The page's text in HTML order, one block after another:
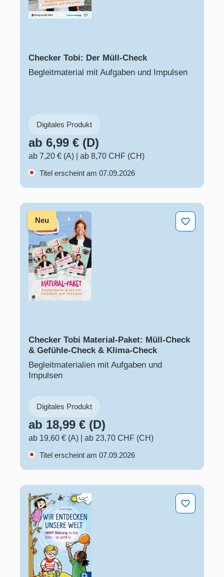
Checker Tobi: Der Müll-Check
Begleitmaterial mit Aufgaben und Impulsen
Digitales Produkt
ab 6,99 € (D)
ab 7,20 € (A)
ab 8,70 CHF (CH)
Titel erscheint am 07.09.2026
Checker Tobi Material-Paket: Müll-Check & Gefühle-
Neu
Checker Tobi Material-Paket: Müll-Check
& Gefühle-Check & Klima-Check
Begleitmaterialien mit Aufgaben und
Impulsen
Digitales Produkt
ab 18,99 € (D)
ab 19,60 € (A)
ab 23,70 CHF (CH)
Titel erscheint am 07.09.2026
Wir entdecken unsere Welt